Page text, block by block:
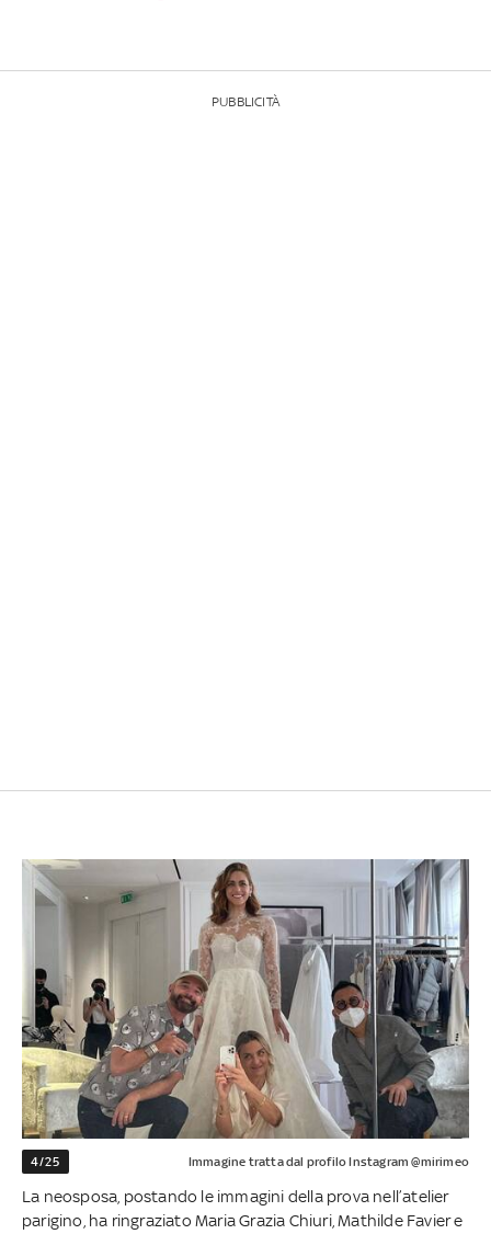
PUBBLICITÀ
4/25 Immagine tratta dal profilo Instagram @mirimeo
La neosposa, postando le immagini della prova nell’atelier
parigino, ha ringraziato Maria Grazia Chiuri, Mathilde Favier e